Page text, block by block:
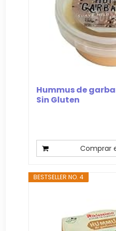
Hummus de
Sin Gluten
Comprar
BESTSELLER NO. 4